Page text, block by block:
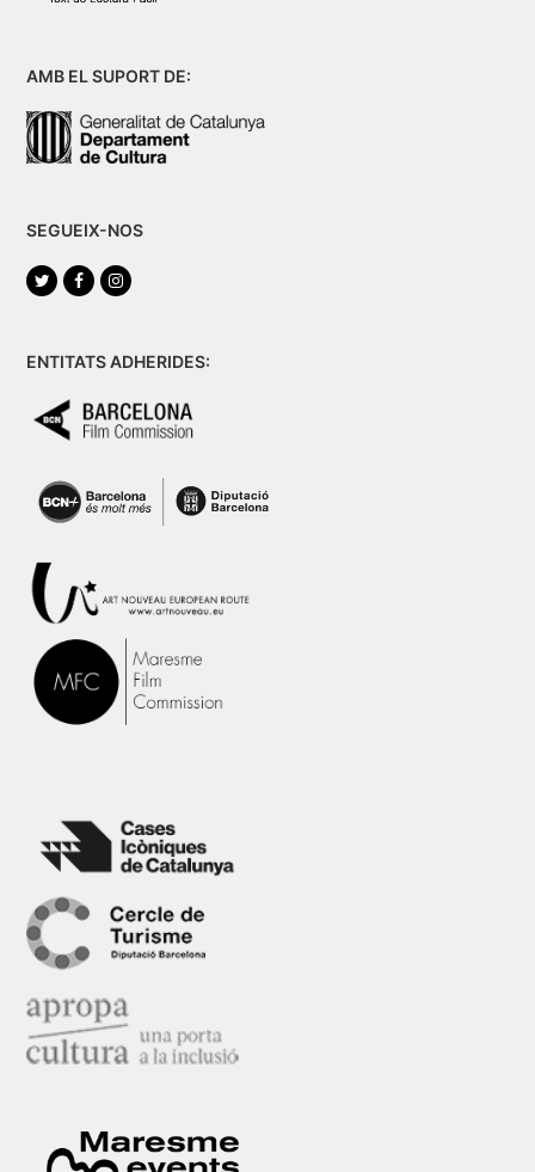
AMB EL SUPORT DE:
SEGUEIX-NOS
TwitterFacebookInstagram
ENTITATS ADHERIDES: